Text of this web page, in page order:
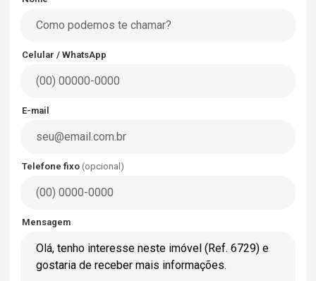
Celular / WhatsApp
E-mail
Telefone fixo (opcional)
Mensagem